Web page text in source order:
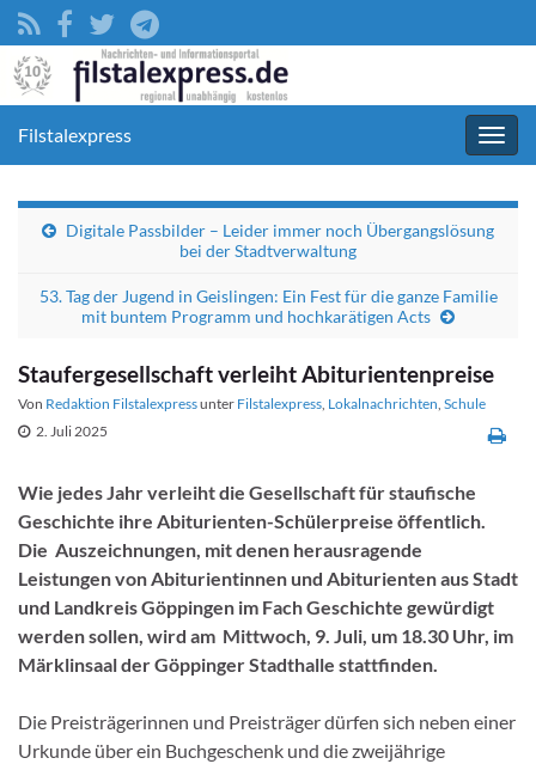
Filstalexpress
Digitale Passbilder – Leider immer noch Übergangslösung
bei der Stadtverwaltung
53. Tag der Jugend in Geislingen: Ein Fest für die ganze Familie
mit buntem Programm und hochkarätigen Acts
Staufergesellschaft verleiht Abiturientenpreise
Von Redaktion Filstalexpressunter Filstalexpress, Lokalnachrichten, Schule
2. Juli 2025
Wie jedes Jahr verleiht die Gesellschaft für staufische
Geschichte ihre Abiturienten-Schülerpreise öffentlich.
Die Auszeichnungen, mit denen herausragende
Leistungen von Abiturientinnen und Abiturienten aus Stadt
und Landkreis Göppingen im Fach Geschichte gewürdigt
werden sollen, wird am Mittwoch, 9. Juli, um 18.30 Uhr, im
Märklinsaal der Göppinger Stadthalle stattfinden.
Die Preisträgerinnen und Preisträger dürfen sich neben einer
Urkunde über ein Buchgeschenk und die zweijährige